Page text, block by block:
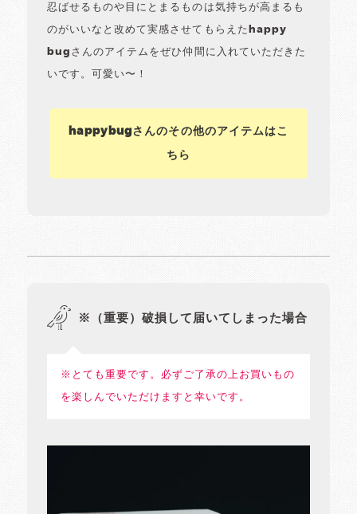
忍ばせるものや目にとまるものは気持ちが高まるも
のがいいなと改めて実感させてもらえたhappy
bugさんのアイテムをぜひ仲間に入れていただきた
いです。可愛い〜！
happybugさんのその他のアイテムはこ
ちら
※（重要）破損して届いてしまった場合
※とても重要です。必ずご了承の上お買いもの
を楽しんでいただけますと幸いです。